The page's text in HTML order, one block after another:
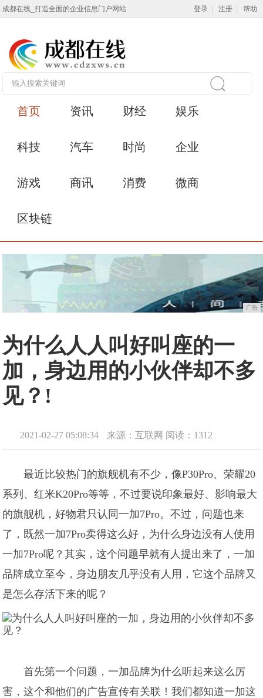
成都在线_打造全面的企业信息门户网站 登录 注册 帮助
首页 资讯 财经 娱乐
科技 汽车 时尚 企业
游戏 商讯 消费 微商
区块链
广告
为什么人人叫好叫座的一
加，身边用的小伙伴却不多
见？!
2021-02-27 05:08:34 来源：互联网 阅读：1312
最近比较热门的旗舰机有不少，像P30Pro、荣耀20
系列、红米K20Pro等等，不过要说印象最好、影响最大
的旗舰机，好物君只认同一加7Pro。不过，问题也来
了，既然一加7Pro卖得这么好，为什么身边没有人使用
一加7Pro呢？其实，这个问题早就有人提出来了，一加
品牌成立至今，身边朋友几乎没有人用，它这个品牌又
是怎么存活下来的呢？
首先第一个问题，一加品牌为什么听起来这么厉
害，这个和他们的广告宣传有关联！我们都知道一加这